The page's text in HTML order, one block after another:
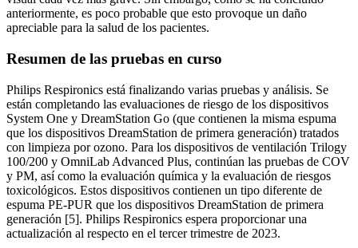
anteriormente, es poco probable que esto provoque un daño
apreciable para la salud de los pacientes.
Resumen de las pruebas en curso
Philips Respironics está finalizando varias pruebas y análisis. Se
están completando las evaluaciones de riesgo de los dispositivos
System One y DreamStation Go (que contienen la misma espuma
que los dispositivos DreamStation de primera generación) tratados
con limpieza por ozono. Para los dispositivos de ventilación Trilogy
100/200 y OmniLab Advanced Plus, continúan las pruebas de COV
y PM, así como la evaluación química y la evaluación de riesgos
toxicológicos. Estos dispositivos contienen un tipo diferente de
espuma PE-PUR que los dispositivos DreamStation de primera
generación [5]. Philips Respironics espera proporcionar una
actualización al respecto en el tercer trimestre de 2023.